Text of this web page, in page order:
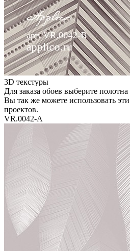
3D текстуры
Для заказа обоев выберите
Вы так же можете использовать
проектов.
VR.0042-A